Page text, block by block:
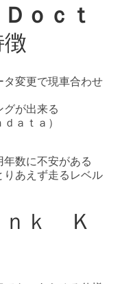
ｏｃｔ
タ変更で現車合わせ
グが出来る
ａｔａ）
数に不安がある
りあえず走るレベル
ｎｋ Ｋ